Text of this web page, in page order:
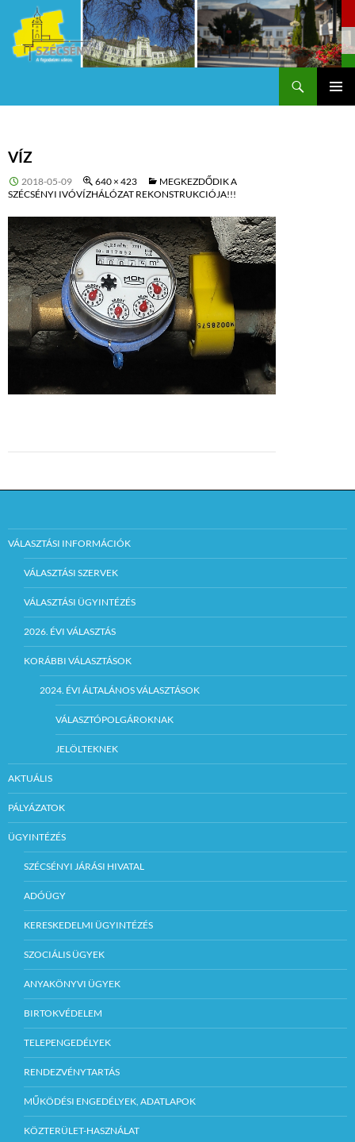
VÍZ
2018-05-09 640 × 423
MEGKEZDŐDIK A
SZÉCSÉNYI IVÓVÍZHÁLÓZAT REKONSTRUKCIÓJA!!!
VÁLASZTÁSI INFORMÁCIÓK
VÁLASZTÁSI SZERVEK
VÁLASZTÁSI ÜGYINTÉZÉS
2026. ÉVI VÁLASZTÁS
KORÁBBI VÁLASZTÁSOK
2024. ÉVI ÁLTALÁNOS VÁLASZTÁSOK
VÁLASZTÓPOLGÁROKNAK
JELÖLTEKNEK
AKTUÁLIS
PÁLYÁZATOK
ÜGYINTÉZÉS
SZÉCSÉNYI JÁRÁSI HIVATAL
ADÓÜGY
KERESKEDELMI ÜGYINTÉZÉS
SZOCIÁLIS ÜGYEK
ANYAKÖNYVI ÜGYEK
BIRTOKVÉDELEM
TELEPENGEDÉLYEK
RENDEZVÉNYTARTÁS
MŰKÖDÉSI ENGEDÉLYEK, ADATLAPOK
KÖZTERÜLET-HASZNÁLAT